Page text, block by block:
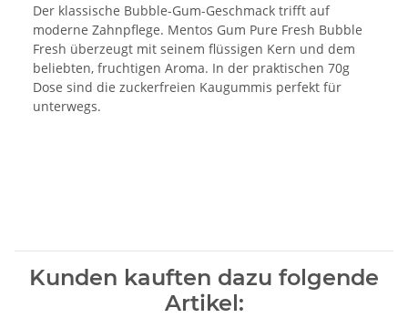
Der klassische Bubble-Gum-Geschmack trifft auf
moderne Zahnpflege. Mentos Gum Pure Fresh Bubble
Fresh überzeugt mit seinem flüssigen Kern und dem
beliebten, fruchtigen Aroma. In der praktischen 70g
Dose sind die zuckerfreien Kaugummis perfekt für
unterwegs.
Kunden kauften dazu folgende
Artikel: